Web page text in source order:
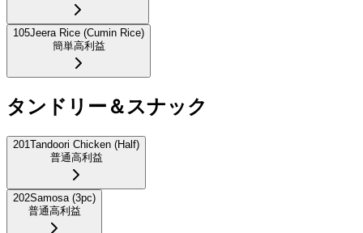
105Jeera Rice (Cumin Rice)
簡単高利益
タンドリー＆スナック
201Tandoori Chicken (Half)
普通高利益
202Samosa (3pc)
普通高利益